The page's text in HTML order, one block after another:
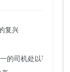
复兴
的司机处以罚款